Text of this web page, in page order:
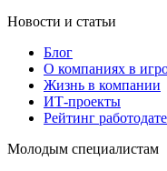
Новости и статьи
Блог
О компаниях в
Жизнь в компании
ИТ-проекты
Рейтинг
Молодым специалистам